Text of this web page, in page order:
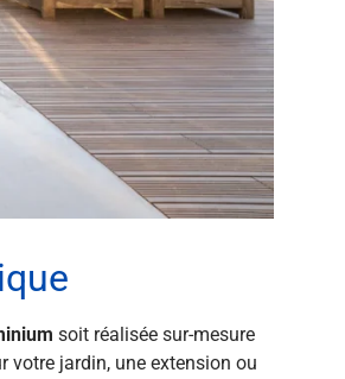
soit réalisée sur-mesure
votre jardin, une extension ou